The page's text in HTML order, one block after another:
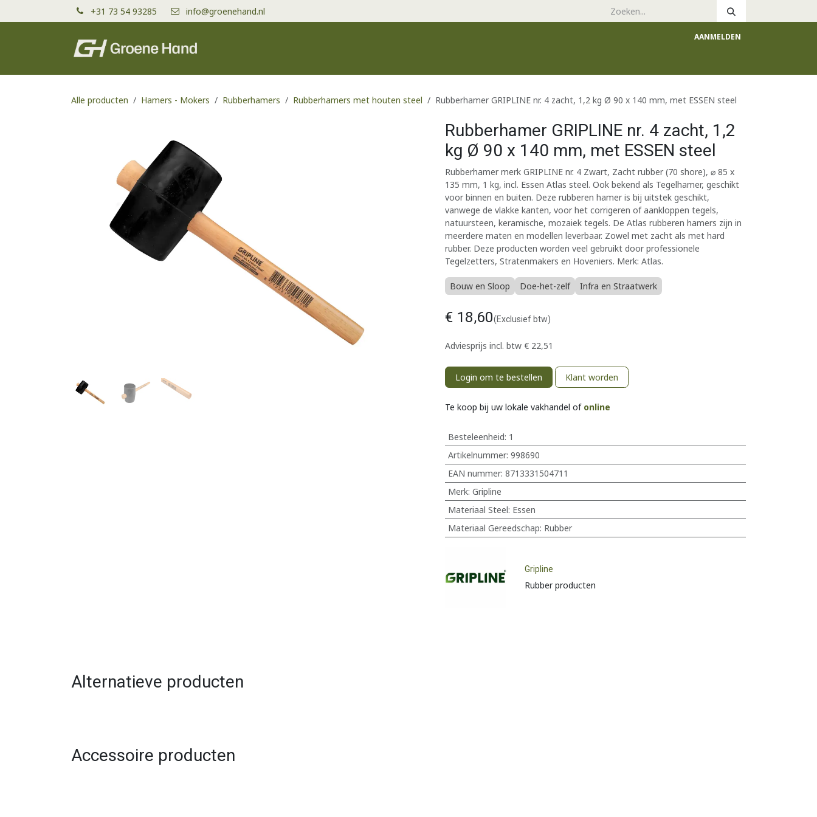
Overslaan naar inhoud +31 73 54 93285 info@groenehand.nl
AANMELDEN
Alle producten Hamers - Mokers Rubberhamers Rubberhamers met houten steel Rubberhamer GRIPLINE nr. 4 zacht, 1,2 kg Ø 90 x 140 mm, met ESSEN steel
Rubberhamer GRIPLINE nr. 4 zacht, 1,2
kg Ø 90 x 140 mm, met ESSEN steel
Rubberhamer merk GRIPLINE nr. 4 Zwart, Zacht rubber (70 shore), ⌀ 85 x
135 mm, 1 kg, incl. Essen Atlas steel. Ook bekend als Tegelhamer, geschikt
voor binnen en buiten. Deze rubberen hamer is bij uitstek geschikt,
vanwege de vlakke kanten, voor het corrigeren of aankloppen tegels,
natuursteen, keramische, mozaiek tegels. De Atlas rubberen hamers zijn in
meerdere maten en modellen leverbaar. Zowel met zacht als met hard
rubber. Deze producten worden veel gebruikt door professionele
Tegelzetters, Stratenmakers en Hoveniers. Merk: Atlas.
Bouw en Sloop Doe-het-zelf Infra en Straatwerk
€ 18,60(Exclusief btw)
Adviesprijs incl. btw € 22,51
Login om te bestellen Klant worden
Te koop bij uw lokale vakhandel of online
Besteleenheid: 1
Artikelnummer: 998690
EAN nummer: 8713331504711
Merk: Gripline
Materiaal Steel: Essen
Materiaal Gereedschap: Rubber
Gripline
Rubber producten
Alternatieve producten
Accessoire producten